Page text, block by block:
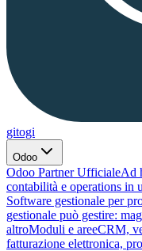
gitogi
Odoo
Odoo Partner UfficialeAd
contabilità e operations in
Software gestionale per
gestionale può gestire:
altroModuli e areeCRM,
fatturazione elettronica,